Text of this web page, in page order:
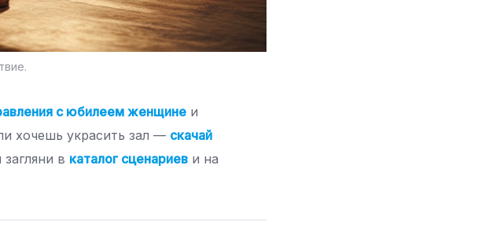
с юбилеем женщине и
хочешь украсить зал — скачай
в каталог сценариев и на